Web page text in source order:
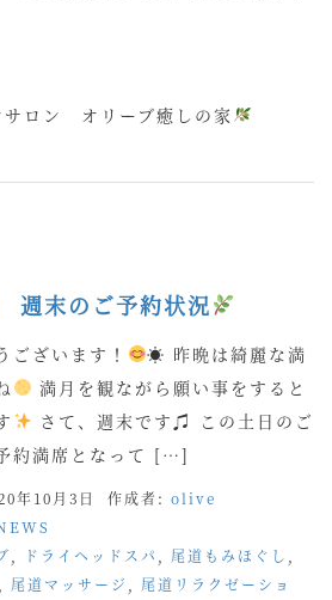
サロン オリーブ癒しの家
末のご予約状況
ございます！
☀ 昨晩は綺麗な満
満月を観ながら願い事をすると
さて、週末です♫ この土日のご
約満席となって […]
年10月3日 作成者: olive
ドライヘッドスパ 尾道もみほぐし
尾道マッサージ
尾道リラクゼーショ